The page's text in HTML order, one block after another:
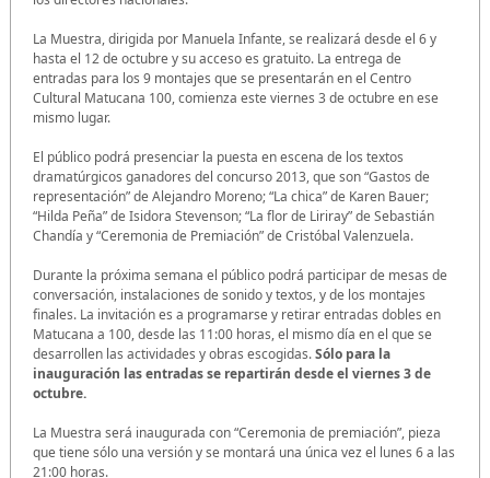
La Muestra, dirigida por Manuela Infante, se realizará desde el 6 y
hasta el 12 de octubre y su acceso es gratuito. La entrega de
entradas para los 9 montajes que se presentarán en el Centro
Cultural Matucana 100, comienza este viernes 3 de octubre en ese
mismo lugar.
El público podrá presenciar la puesta en escena de los textos
dramatúrgicos ganadores del concurso 2013, que son “Gastos de
representación” de Alejandro Moreno; “La chica” de Karen Bauer;
“Hilda Peña” de Isidora Stevenson; “La flor de Liriray” de Sebastián
Chandía y “Ceremonia de Premiación” de Cristóbal Valenzuela.
Durante la próxima semana el público podrá participar de mesas de
conversación, instalaciones de sonido y textos, y de los montajes
finales. La invitación es a programarse y retirar entradas dobles en
Matucana a 100, desde las 11:00 horas, el mismo día en el que se
desarrollen las actividades y obras escogidas.Sólo para la
inauguración las entradas se repartirán desde el viernes 3 de
octubre.
La Muestra será inaugurada con “Ceremonia de premiación”, pieza
que tiene sólo una versión y se montará una única vez el lunes 6 a las
21:00 horas.